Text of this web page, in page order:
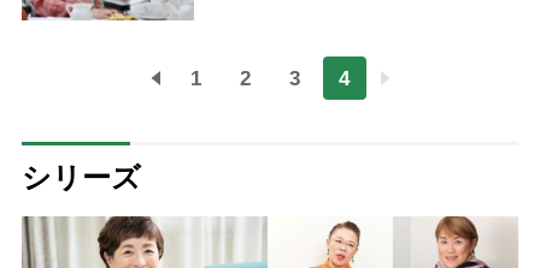
1 2 3 4
シリーズ